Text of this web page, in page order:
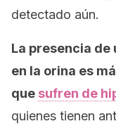
detectado aún.
La presencia de
en la orina es
que sufren de
quienes tienen